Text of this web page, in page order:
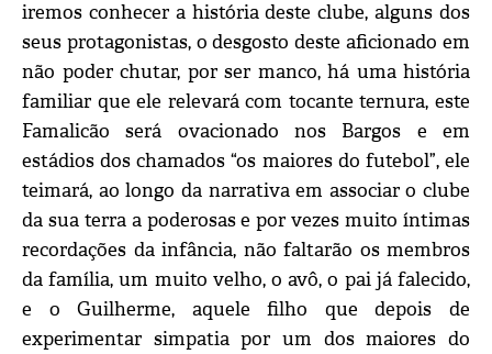
iremos conhecer a história deste clube, alguns dos
seus protagonistas, o desgosto deste aficionado em
não poder chutar, por ser manco, há uma história
familiar que ele relevará com tocante ternura, este
Famalicão será ovacionado nos Bargos e em
estádios dos chamados “os maiores do futebol”, ele
teimará, ao longo da narrativa em associar o clube
da sua terra a poderosas e por vezes muito íntimas
recordações da infância, não faltarão os membros
da família, um muito velho, o avô, o pai já falecido,
e o Guilherme, aquele filho que depois de
experimentar simpatia por um dos maiores do